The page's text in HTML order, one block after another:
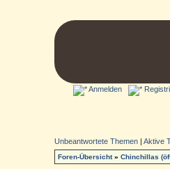
Anmelden
Unbeantwortete Themen |Aktive
Foren-Übersicht»Chinchillas